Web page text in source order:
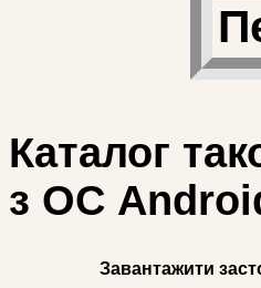
Каталог
з ОС
Завантажити